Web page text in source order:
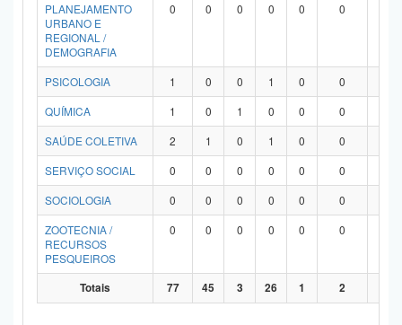
PLANEJAMENTO
URBANO E
REGIONAL /
DEMOGRAFIA
0 0 0 0 0 0
PSICOLOGIA 1 0 0 1 0 0
QUÍMICA
1 0 1 0 0 0
SAÚDE COLETIVA
2 1 0 1 0 0
SERVIÇO SOCIAL
0 0 0 0 0 0
SOCIOLOGIA
0 0 0 0 0 0
ZOOTECNIA /
RECURSOS
PESQUEIROS
0 0 0 0 0 0
Totais 77 45 3 26 1 2